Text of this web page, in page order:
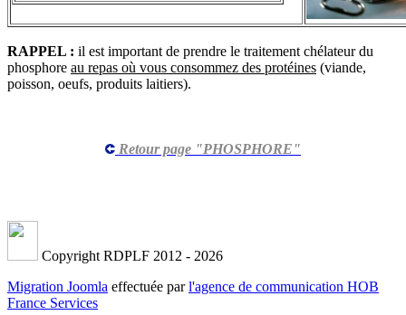
RAPPEL : il est important de prendre le traitement chélateur du
phosphore au repas où vous consommez des protéines (viande,
poisson, oeufs, produits laitiers).
Retour page "PHOSPHORE"
Copyright RDPLF 2012 - 2026
Migration Joomla effectuée parl'agence de communication HOB
France Services